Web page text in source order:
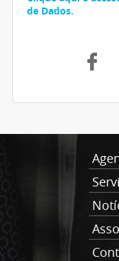
de Dados.